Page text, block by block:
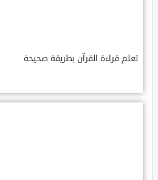
تعلم قراءة القرآن بطريقة صحيحة